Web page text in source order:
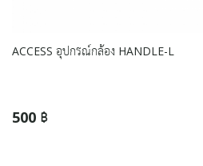
ACCESS อุปกรณ์กล้อง HANDLE-L
500 ฿